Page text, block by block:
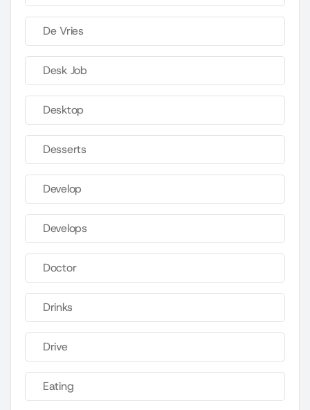
De Vries
Desk Job
Desktop
Desserts
Develop
Develops
Doctor
Drinks
Drive
Eating